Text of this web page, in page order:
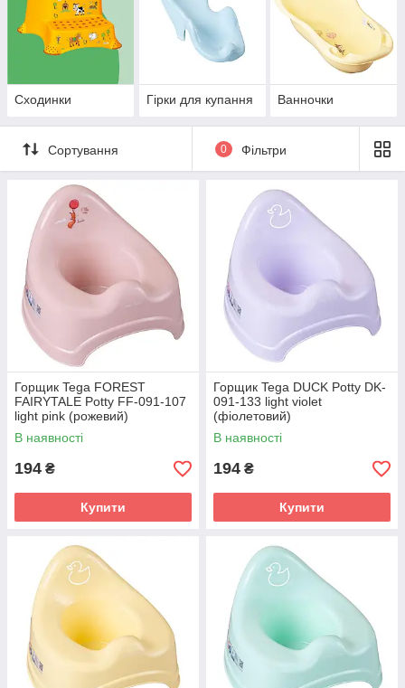
Сходинки Гірки для купання Ванночки
Сортування 0 Фільтри
Горщик Tega FOREST
FAIRYTALE Potty FF-091-107
light pink (рожевий)
В наявності
194 ₴
Купити
Горщик Tega DUCK Potty DK-
091-133 light violet
(фіолетовий)
В наявності
194 ₴
Купити